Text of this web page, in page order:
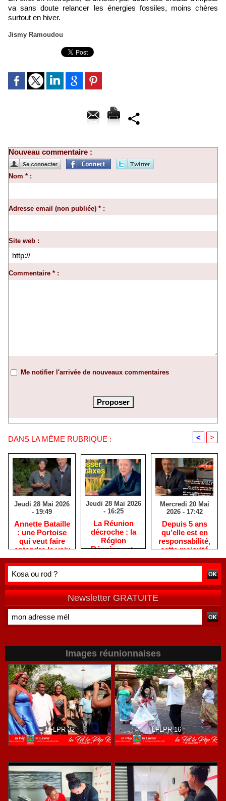
va sans doute relancer les énergies fossiles, moins chères
surtout en hiver.
Jismy Ramoudou
Nouveau commentaire :
Nom * :
Adresse email (non publiée) * :
Site web :
Commentaire * :
Me notifier l'arrivée de nouveaux commentaires
DANS LA MÊME RUBRIQUE : < >
Jeudi 28 Mai 2026
- 19:49
​Annette Bataille
: une Portoise
qui veut faire
entendre la voix
des femmes
réunionnaises
Jeudi 28 Mai 2026
- 16:25
​La Réunion
décroche : la
Région
Réunion est-
elle devenue
une machine
?
Mercredi 20 Mai
2026 - 17:42
Depuis 5 ans
qu’elle est en
responsabilité,
cette majorité
PLR / LFI / PS
est immobile,
auto en panne !
Newsletter GRATUITE
Images réunionnaises
LFLPR-32 LFLPR-16